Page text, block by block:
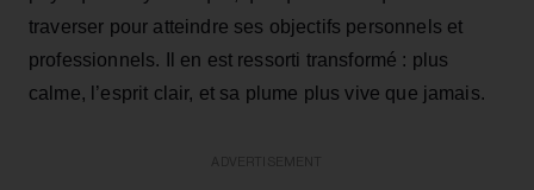
traverser pour atteindre ses objectifs personnels et
professionnels. Il en est ressorti transformé : plus
calme, l’esprit clair, et sa plume plus vive que jamais.